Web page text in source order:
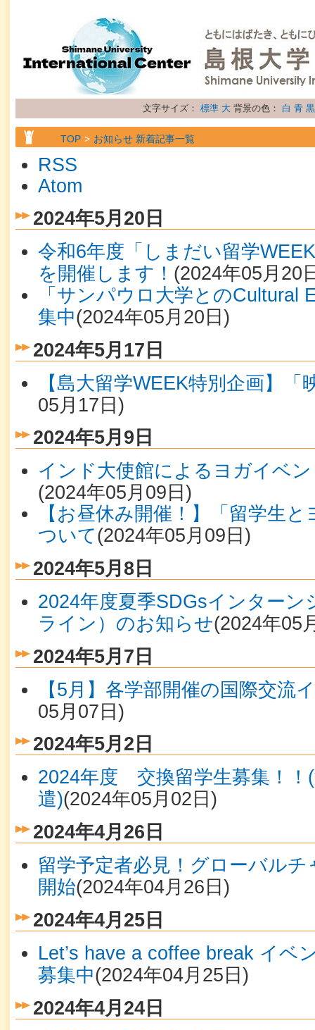
文字サイズ： 標準 大 背景の色： 白 青 黒
TOP お知らせ 新着記事一覧
RSS
Atom
2024年5月20日
令和6年度「しまだい留学
を開催します！ (2024年05月20
「サンパウロ大学とのCultural
集中(2024年05月20日 )
2024年5月17日
【島大留学WEEK特別企画】「
05月17日 )
2024年5月9日
インド大使館によるヨガイベ
(2024年05月09日 )
【お昼休み開催！】「留学生
ついて(2024年05月09日 )
2024年5月8日
2024年度夏季SDGsインターン
ライン）のお知らせ(2024年05
2024年5月7日
【5月】各学部開催の国際交流
05月07日 )
2024年5月2日
2024年度 交換留学生募集！！
遣)(2024年05月02日 )
2024年4月26日
留学予定者必見！グローバル
開始(2024年04月26日 )
2024年4月25日
Let’s have a coffee break イベ
募集中(2024年04月25日 )
2024年4月24日